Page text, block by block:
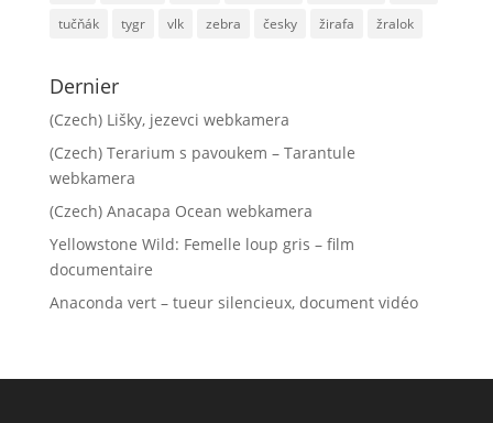
tučňák
tygr vlk zebra česky žirafa žralok
Dernier
(Czech) Lišky, jezevci webkamera
(Czech) Terarium s pavoukem – Tarantule
webkamera
(Czech) Anacapa Ocean webkamera
Yellowstone Wild: Femelle loup gris – film
documentaire
Anaconda vert – tueur silencieux, document vidéo